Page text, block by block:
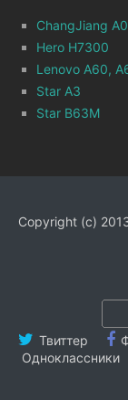
ChangJiang
Hero H7300
Lenovo A60,
Star A3
Star B63M
Copyright (c)
Твиттер
Одноклассники